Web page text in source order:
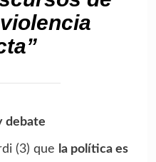
debate
(3) que lapolítica es